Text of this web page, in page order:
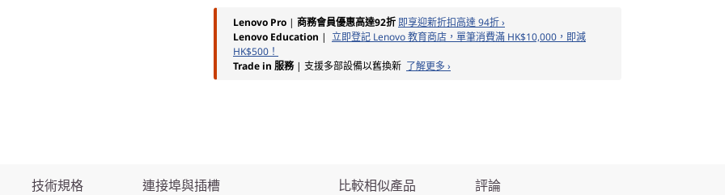
Lenovo Pro | 商務會員優惠高達92折 即享迎新折扣高達 94折 ›
Lenovo Education | 立即登記 Lenovo 教育商店，單筆消費滿 HK$10,000，即減
HK$500！
Trade in 服務| 支援多部設備以舊換新 了解更多 ›
技術規格 連接埠與插槽 比較相似產品 評論